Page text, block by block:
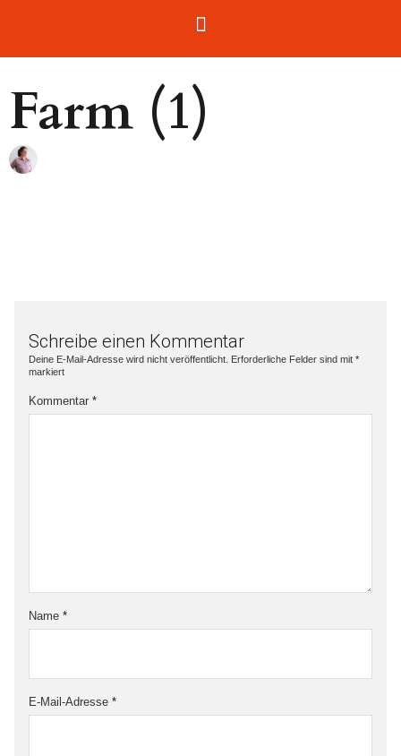
Farm (1)
Schreibe einen Kommentar
Deine E-Mail-Adresse wird nicht veröffentlicht. Erforderliche Felder sind mit *
markiert
Kommentar *
Name *
E-Mail-Adresse *